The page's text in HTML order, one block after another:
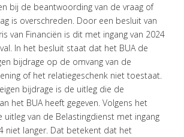
bij de beantwoording van de vraag of
is overschreden. Door een besluit van
van Financiën is dit met ingang van 2024
In het besluit staat dat het BUA de
bijdrage op de omvang van de
of het relatiegeschenk niet toestaat.
bijdrage is de uitleg die de
het BUA heeft gegeven. Volgens het
uitleg van de Belastingdienst met ingang
niet langer. Dat betekent dat het